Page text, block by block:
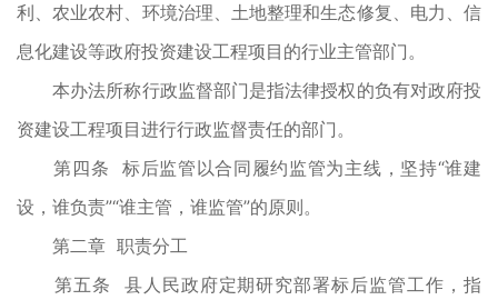
利、农业农村、环境治理、土地整理和生态修复、电力、信
息化建设等政府投资建设工程项目的行业主管部门。
本办法所称行政监督部门是指法律授权的负有对政府投
资建设工程项目进行行政监督责任的部门。
第四条 标后监管以合同履约监管为主线，坚持“谁建
设，谁负责”“谁主管，谁监管”的原则。
第二章 职责分工
第五条 县人民政府定期研究部署标后监管工作，指